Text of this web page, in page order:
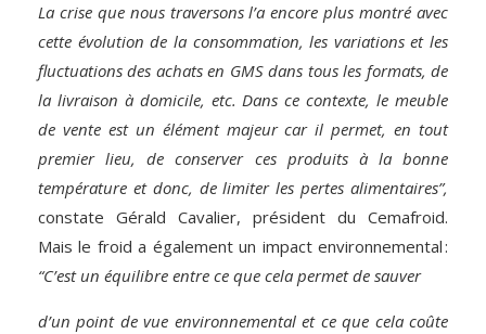
La crise que nous traversons l’a encore plus montré avec
cette évolution de la consommation, les variations et les
fluctuations des achats en GMS dans tous les formats, de
la livraison à domicile, etc. Dans ce contexte, le meuble
de vente est un élément majeur car il permet, en tout
premier lieu, de conserver ces produits à la bonne
température et donc, de limiter les pertes alimentaires”,
constate Gérald Cavalier, président du Cemafroid.
Mais le froid a également un impact environnemental :
“C’est un équilibre entre ce que cela permet de sauver
d’un point de vue environnemental et ce que cela coûte